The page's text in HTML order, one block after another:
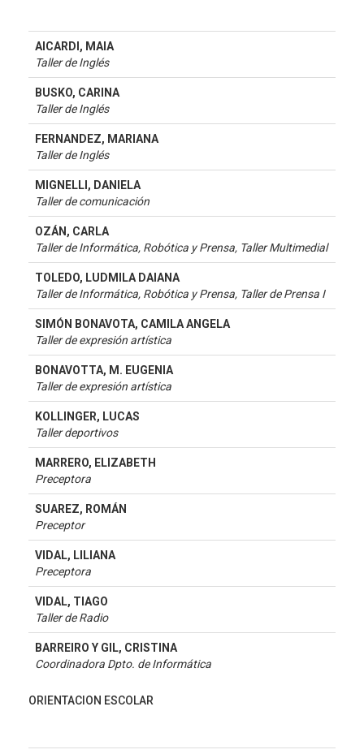
AICARDI, MAIA
Taller de Inglés
BUSKO, CARINA
Taller de Inglés
FERNANDEZ, MARIANA
Taller de Inglés
MIGNELLI, DANIELA
Taller de comunicación
OZÁN, CARLA
Taller de Informática, Robótica y Prensa, Taller Multimedial
TOLEDO, LUDMILA DAIANA
Taller de Informática, Robótica y Prensa, Taller de Prensa I
SIMÓN BONAVOTA, CAMILA ANGELA
Taller de expresión artística
BONAVOTTA, M. EUGENIA
Taller de expresión artística
KOLLINGER, LUCAS
Taller deportivos
MARRERO, ELIZABETH
Preceptora
SUAREZ, ROMÁN
Preceptor
VIDAL, LILIANA
Preceptora
VIDAL, TIAGO
Taller de Radio
BARREIRO Y GIL, CRISTINA
Coordinadora Dpto. de Informática
ORIENTACION ESCOLAR